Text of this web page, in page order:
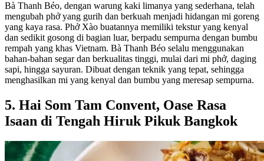
Bà Thanh Béo, dengan warung kaki limanya yang sederhana, telah
mengubah phở yang gurih dan berkuah menjadi hidangan mi goreng
yang kaya rasa. Phở Xào buatannya memiliki tekstur yang kenyal
dan sedikit gosong di bagian luar, berpadu sempurna dengan bumbu
rempah yang khas Vietnam. Bà Thanh Béo selalu menggunakan
bahan-bahan segar dan berkualitas tinggi, mulai dari mi phở, daging
sapi, hingga sayuran. Dibuat dengan teknik yang tepat, sehingga
menghasilkan mi yang kenyal dan bumbu yang meresap sempurna.
5. Hai Som Tam Convent, Oase Rasa
Isaan di Tengah Hiruk Pikuk Bangkok